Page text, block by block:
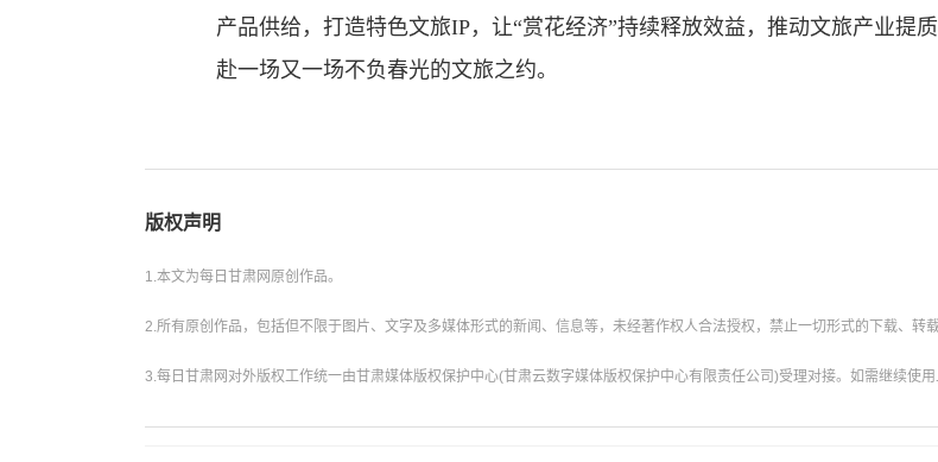
产品供给，打造特色文旅IP，让“赏花经济”持续释放效益，推动文旅产业提
赴一场又一场不负春光的文旅之约。
版权声明
1.本文为每日甘肃网原创作品。
2.所有原创作品，包括但不限于图片、文字及多媒体形式的新闻、信息等，未经著作权人合法授权，禁止一切形式的下载、转
3.每日甘肃网对外版权工作统一由甘肃媒体版权保护中心(甘肃云数字媒体版权保护中心有限责任公司)受理对接。如需继续使